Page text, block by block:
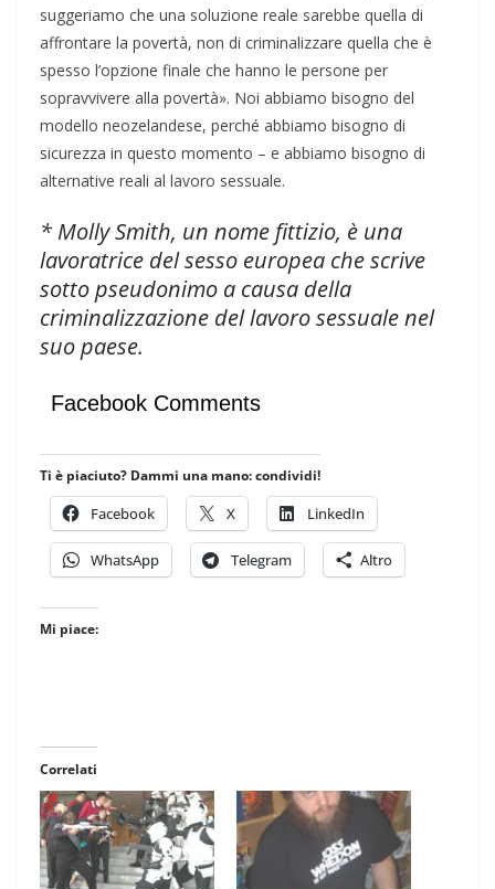
suggeriamo che una soluzione reale sarebbe quella di
affrontare la povertà, non di criminalizzare quella che è
spesso l’opzione finale che hanno le persone per
sopravvivere alla povertà». Noi abbiamo bisogno del
modello neozelandese, perché abbiamo bisogno di
sicurezza in questo momento – e abbiamo bisogno di
alternative reali al lavoro sessuale.
* Molly Smith, un nome fittizio, è una
lavoratrice del sesso europea che scrive
sotto pseudonimo a causa della
criminalizzazione del lavoro sessuale nel
suo paese.
Facebook Comments
Ti è piaciuto? Dammi una mano: condividi!
Facebook X LinkedIn
WhatsApp Telegram Altro
Mi piace:
Correlati